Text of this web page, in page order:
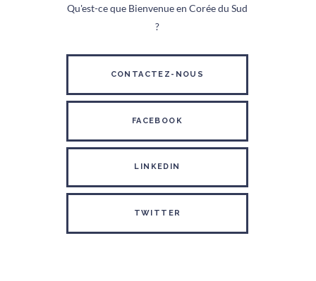
Qu'est-ce que Bienvenue en Corée du Sud
?
CONTACTEZ-NOUS
FACEBOOK
LINKEDIN
TWITTER